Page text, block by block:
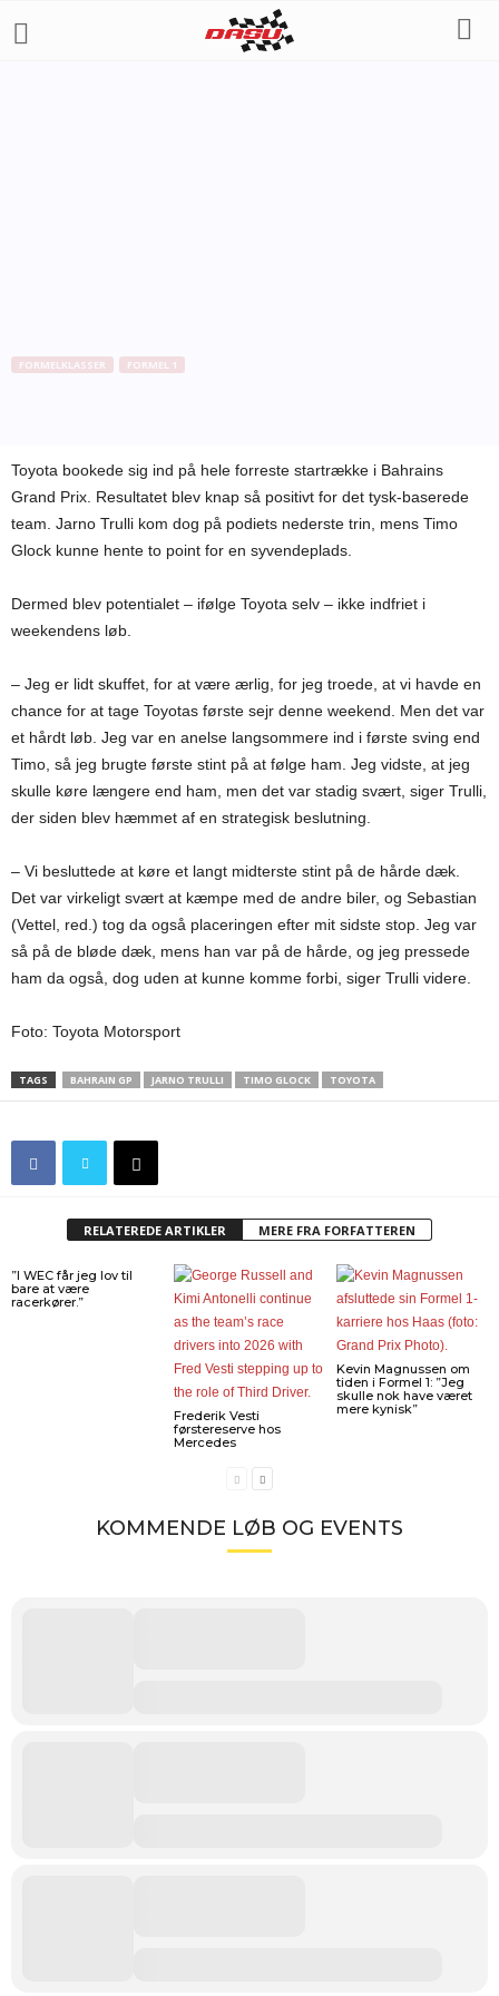
FORMELKLASSER FORMEL 1
Toyota bookede sig ind på hele forreste startrække i Bahrains
Grand Prix. Resultatet blev knap så positivt for det tysk-baserede
team. Jarno Trulli kom dog på podiets nederste trin, mens Timo
Glock kunne hente to point for en syvendeplads.
Dermed blev potentialet – ifølge Toyota selv – ikke indfriet i
weekendens løb.
– Jeg er lidt skuffet, for at være ærlig, for jeg troede, at vi havde en
chance for at tage Toyotas første sejr denne weekend. Men det var
et hårdt løb. Jeg var en anelse langsommere ind i første sving end
Timo, så jeg brugte første stint på at følge ham. Jeg vidste, at jeg
skulle køre længere end ham, men det var stadig svært, siger Trulli,
der siden blev hæmmet af en strategisk beslutning.
– Vi besluttede at køre et langt midterste stint på de hårde dæk.
Det var virkeligt svært at kæmpe med de andre biler, og Sebastian
(Vettel, red.) tog da også placeringen efter mit sidste stop. Jeg var
så på de bløde dæk, mens han var på de hårde, og jeg pressede
ham da også, dog uden at kunne komme forbi, siger Trulli videre.
Foto: Toyota Motorsport
TAGS BAHRAIN GP JARNO TRULLI TIMO GLOCK TOYOTA
RELATEREDE ARTIKLER MERE FRA FORFATTEREN
”I WEC får jeg lov til
bare at være
racerkører.”
Frederik Vesti
førstereserve hos
Mercedes
Kevin Magnussen om
tiden i Formel 1: ”Jeg
skulle nok have været
mere kynisk”
KOMMENDE LØB OG EVENTS